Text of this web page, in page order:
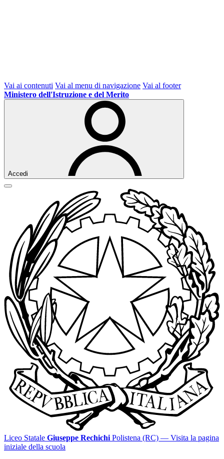
Vai ai contenuti Vai al menu di navigazione Vai al footer
Ministero dell'Istruzione e del Merito
Accedi
Liceo Statale Giuseppe Rechichi Polistena (RC) — Visita la pagina
iniziale della scuola